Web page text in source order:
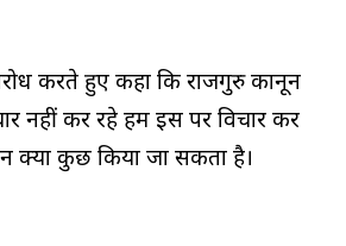
करते हुए कहा कि राजगुरु कानून
नहीं कर रहे हम इस पर विचार कर
क्या कुछ किया जा सकता है।